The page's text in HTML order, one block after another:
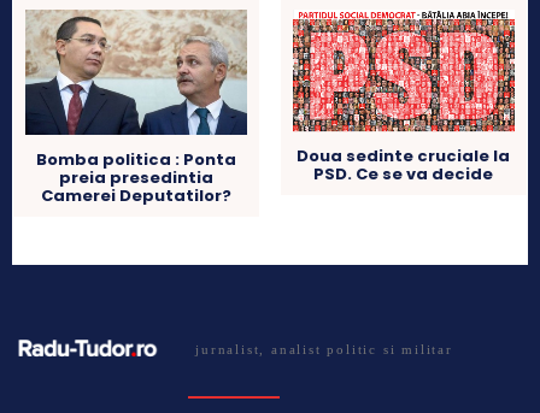
Bomba politica : Ponta
preia presedintia
Camerei Deputatilor?
Doua sedinte cruciale la
PSD. Ce se va decide
jurnalist, analist politic si militar